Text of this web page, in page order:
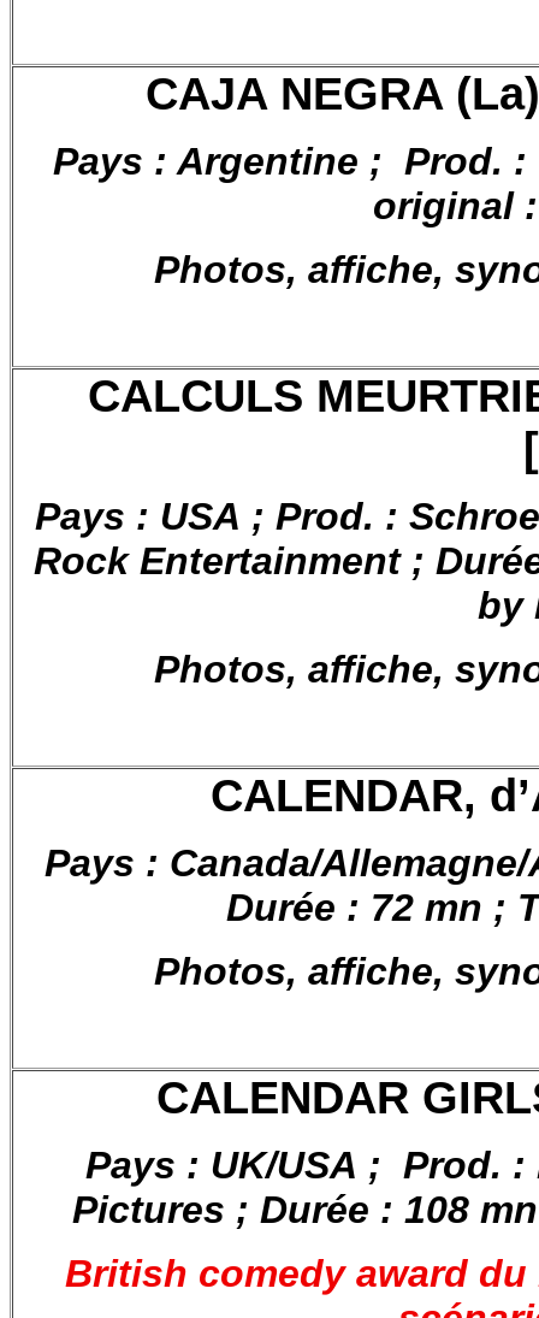
CAJA NEGRA
Pays : Argentine ; Prod. :
original
Photos, affiche,
CALCULS
Pays : USA ; Prod. :
Rock Entertainment ;
by
Photos, affiche,
CALENDAR,
Pays : Canada/
Durée : 72 mn ;
Photos, affiche,
CALENDAR
Pays : UK/USA ; Prod.
Pictures ; Durée : 108
British comedy award